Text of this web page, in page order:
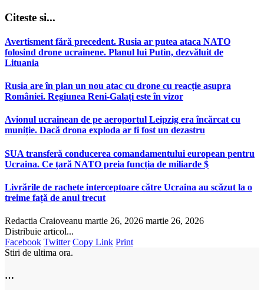
Citeste si...
Avertisment fără precedent. Rusia ar putea ataca NATO
folosind drone ucrainene. Planul lui Putin, dezvăluit de
Lituania
Rusia are în plan un nou atac cu drone cu reacție asupra
României. Regiunea Reni-Galați este în vizor
Avionul ucrainean de pe aeroportul Leipzig era încărcat cu
muniție. Dacă drona exploda ar fi fost un dezastru
SUA transferă conducerea comandamentului european pentru
Ucraina. Ce țară NATO preia funcția de miliarde $
Livrările de rachete interceptoare către Ucraina au scăzut la o
treime față de anul trecut
Redactia Craioveanu martie 26, 2026 martie 26, 2026
Distribuie articol...
Facebook Twitter Copy Link Print
Stiri de ultima ora.
…